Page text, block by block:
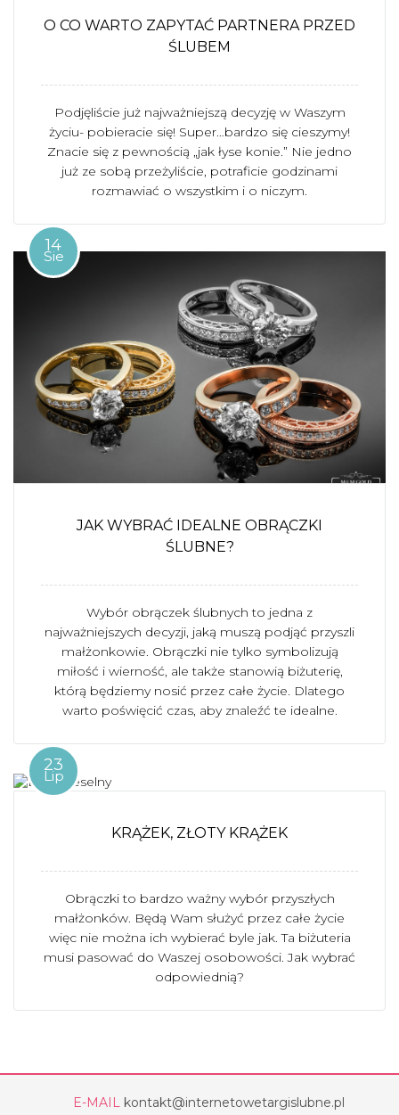
O CO WARTO ZAPYTAĆ PARTNERA PRZED
ŚLUBEM
Podjęliście już najważniejszą decyzję w Waszym
życiu- pobieracie się! Super…bardzo się cieszymy!
Znacie się z pewnością „jak łyse konie.” Nie jedno
już ze sobą przeżyliście, potraficie godzinami
rozmawiać o wszystkim i o niczym.
14
Sie
JAK WYBRAĆ IDEALNE OBRĄCZKI
ŚLUBNE?
Wybór obrączek ślubnych to jedna z
najważniejszych decyzji, jaką muszą podjąć przyszli
małżonkowie. Obrączki nie tylko symbolizują
miłość i wierność, ale także stanowią biżuterię,
którą będziemy nosić przez całe życie. Dlatego
warto poświęcić czas, aby znaleźć te idealne.
23
Lip
KRĄŻEK, ZŁOTY KRĄŻEK
Obrączki to bardzo ważny wybór przyszłych
małżonków. Będą Wam służyć przez całe życie
więc nie można ich wybierać byle jak. Ta biżuteria
musi pasować do Waszej osobowości. Jak wybrać
odpowiednią?
E-MAIL kontakt@internetowetargislubne.pl